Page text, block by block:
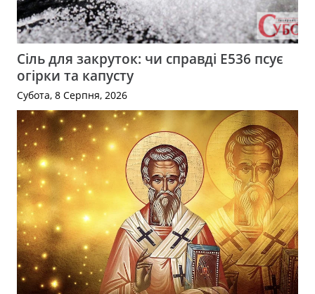
Сіль для закруток: чи справді Е536 псує
огірки та капусту
Субота, 8 Серпня, 2026